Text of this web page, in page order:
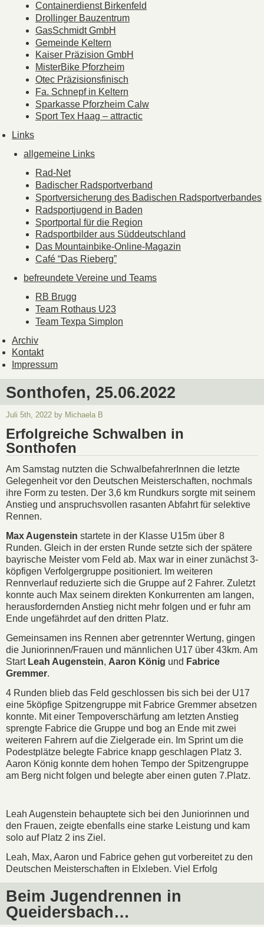
Containerdienst Birkenfeld
Drollinger Bauzentrum
GasSchmidt GmbH
Gemeinde Keltern
Kaiser Präzision GmbH
MisterBike Pforzheim
Otec Präzisionsfinisch
Fa. Schnepf in Keltern
Sparkasse Pforzheim Calw
Sport Tex Haag – attractic
Links
allgemeine Links
Rad-Net
Badischer Radsportverband
Sportversicherung des Badischen Radsportverbandes
Radsportjugend in Baden
Sportportal für die Region
Radsportbilder aus Süddeutschland
Das Mountainbike-Online-Magazin
Café “Das Rieberg”
befreundete Vereine und Teams
RB Brugg
Team Rothaus U23
Team Texpa Simplon
Archiv
Kontakt
Impressum
Sonthofen, 25.06.2022
Juli 5th, 2022 by Michaela B
Erfolgreiche Schwalben in
Sonthofen
Am Samstag nutzten die SchwalbefahrerInnen die letzte
Gelegenheit vor den Deutschen Meisterschaften, nochmals
ihre Form zu testen. Der 3,6 km Rundkurs sorgte mit seinem
Anstieg und anspruchsvollen rasanten Abfahrt für selektive
Rennen.
Max Augenstein startete in der Klasse U15m über 8
Runden. Gleich in der ersten Runde setzte sich der spätere
bayrische Meister vom Feld ab. Max war in einer zunächst 3-
köpfigen Verfolgergruppe positioniert. Im weiteren
Rennverlauf reduzierte sich die Gruppe auf 2 Fahrer. Zuletzt
konnte auch Max seinem direkten Konkurrenten am langen,
herausfordernden Anstieg nicht mehr folgen und er fuhr am
Ende ungefährdet auf den dritten Platz.
Gemeinsamen ins Rennen aber getrennter Wertung, gingen
die Juniorinnen/Frauen und männlichen U17 über 43km. Am
Start Leah Augenstein, Aaron König und Fabrice
Gremmer.
4 Runden blieb das Feld geschlossen bis sich bei der U17
eine 5köpfige Spitzengruppe mit Fabrice Gremmer absetzen
konnte. Mit einer Tempoverschärfung am letzten Anstieg
sprengte Fabrice die Gruppe und bog an Ende mit zwei
weiteren Fahrern auf die Zielgerade ein. Im Sprint um die
Podestplätze belegte Fabrice knapp geschlagen Platz 3.
Aaron König konnte dem hohen Tempo der Spitzengruppe
am Berg nicht folgen und belegte aber einen guten 7.Platz.
Leah Augenstein behauptete sich bei den Juniorinnen und
den Frauen, zeigte ebenfalls eine starke Leistung und kam
solo auf Platz 2 ins Ziel.
Leah, Max, Aaron und Fabrice gehen gut vorbereitet zu den
Deutschen Meisterschaften in Elxleben. Viel Erfolg
Beim Jugendrennen in
Queidersbach…